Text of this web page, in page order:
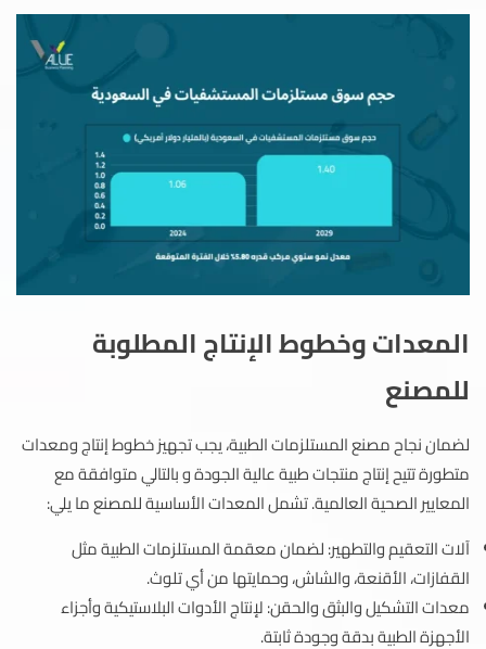
المعدات وخطوط الإنتاج المطلوبة
للمصنع
لضمان نجاح مصنع المستلزمات الطبية، يجب تجهيز خطوط إنتاج ومعدات
متطورة تتيح إنتاج منتجات طبية عالية الجودة و بالتالي متوافقة مع
المعايير الصحية العالمية. تشمل المعدات الأساسية للمصنع ما يلي:
آلات التعقيم والتطهير: لضمان معقمة المستلزمات الطبية مثل
القفازات، الأقنعة، والشاش، وحمايتها من أي تلوث.
معدات التشكيل والبثق والحقن: لإنتاج الأدوات البلاستيكية وأجزاء
الأجهزة الطبية بدقة وجودة ثابتة.